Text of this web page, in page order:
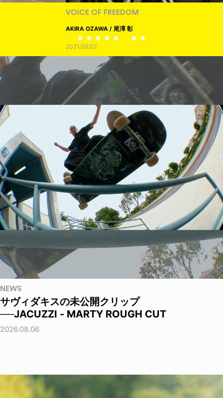
VOICE OF FREEDOM
AKIRA OZAWA / 尾澤 彰
NEWS
サヴィダキスの未公開クリップ
──JACUZZI - MARTY ROUGH CUT
2026.08.06